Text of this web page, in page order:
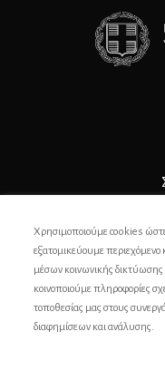
Χρησιμοποιούμε cookies
εξατομικεύουμε περιεχόμενο
μέσων κοινωνικής
κοινοποιούμε πληροφορίες
τοποθεσίας μας στους
διαφημίσεων και ανάλυσης.